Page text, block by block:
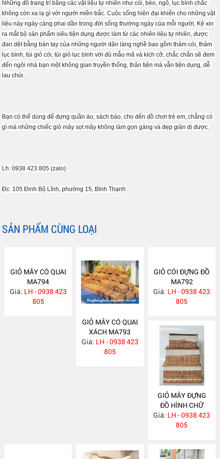
Những đồ trang trí bằng các vật liệu tự nhiên như cói, bèo, ngô, lục bình chắc
không còn xa lạ gì với người miền bắc. Cuộc sống hiện đại khiến cho những vật
liệu này ngày càng phai dần trong đời sống thường ngày của mỗi người, Kệ xin
ra mắt bộ sản phẩm siêu tiện dụng được làm từ các nhiên liệu tự nhiên, được
đan dệt bằng bàn tay của những người dân làng nghề bao gồm thảm cói, thảm
lục bình, túi giỏ cói, túi giỏ lục bình với đủ mẫu mã và kích cỡ, chắc chắn sẽ đem
đến ngôi nhà bạn một không gian truyền thống, thân tiện mà vẫn tiện dụng, dễ
lau chùi.
Bạn có thể dùng để đựng quần áo, sách báo, cho đến đồ chơi trẻ em, chẳng có
gì mà những chiếc giỏ mây sọt mây không làm gọn gàng và đẹp giản dị được.
Lh: 0938 423 805 (zalo)
Đc: 105 Đinh Bộ Lĩnh, phường 15, Bình Thạnh
SẢN PHẨM CÙNG LOẠI
GIỎ MÂY CÓ QUAI
MA794
Giá: LH - 0938 423
805
GIỎ MÂY CÓ QUAI
XÁCH MA793
Giá: LH - 0938 423
805
GIỎ CÓI ĐỰNG ĐỒ
MA792
Giá: LH - 0938 423
805
GIỎ MÂY ĐỰNG
ĐỒ HÌNH CHỮ
NHẬT MA791
Giá: LH - 0938 423
805